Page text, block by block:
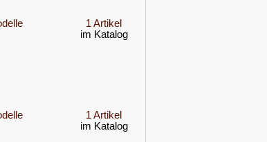
1 Artikel
im Katalog
1 Artikel
im Katalog